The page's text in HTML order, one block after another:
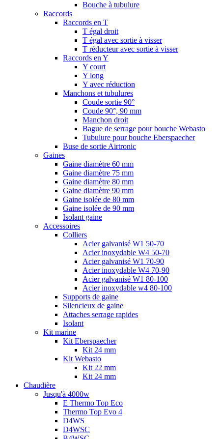
Bouche à tubulure
Raccords
Raccords en T
T égal droit
T égal avec sortie à visser
T réducteur avec sortie à visser
Raccords en Y
Y court
Y long
Y avec réduction
Manchons et tubulures
Coude sortie 90°
Coude 90°, 90 mm
Manchon droit
Bague de serrage pour bouche Webasto
Tubulure pour bouche Eberspaecher
Buse de sortie Airtronic
Gaines
Gaine diamètre 60 mm
Gaine diamètre 75 mm
Gaine diamètre 80 mm
Gaine diamètre 90 mm
Gaine isolée de 80 mm
Gaine isolée de 90 mm
Isolant gaine
Accessoires
Colliers
Acier galvanisé W1 50-70
Acier inoxydable W4 50-70
Acier galvanisé W1 70-90
Acier inoxydable W4 70-90
Acier galvanisé W1 80-100
Acier inoxydable w4 80-100
Supports de gaine
Silencieux de gaine
Attaches serrage rapides
Isolant
Kit marine
Kit Eberspaecher
Kit 24 mm
Kit Webasto
Kit 22 mm
Kit 24 mm
Chaudière
Jusqu'à 4000w
E Thermo Top Eco
Thermo Top Evo 4
D4WS
D4WSC